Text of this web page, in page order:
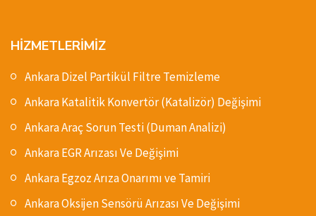
HİZMETLERİMİZ
Ankara Dizel Partikül Filtre Temizleme
Ankara Katalitik Konvertör (Katalizör) Değişimi
Ankara Araç Sorun Testi (Duman Analizi)
Ankara EGR Arızası Ve Değişimi
Ankara Egzoz Arıza Onarımı ve Tamiri
Ankara Oksijen Sensörü Arızası Ve Değişimi